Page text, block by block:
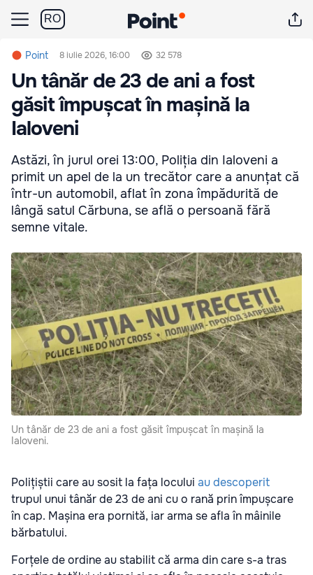
RO
Point 8 iulie 2026, 16:00 32 578
Un tânăr de 23 de ani a fost
găsit împușcat în mașină la
Ialoveni
Astăzi, în jurul orei 13:00, Poliția din Ialoveni a
primit un apel de la un trecător care a anunțat că
într-un automobil, aflat în zona împădurită de
lângă satul Cărbuna, se află o persoană fără
semne vitale.
Un tânăr de 23 de ani a fost găsit împușcat în mașină la
Ialoveni.
Polițiștii care au sosit la fața locului au descoperit
trupul unui tânăr de 23 de ani cu o rană prin împușcare
în cap. Mașina era pornită, iar arma se afla în mâinile
bărbatului.
Forțele de ordine au stabilit că arma din care s-a tras